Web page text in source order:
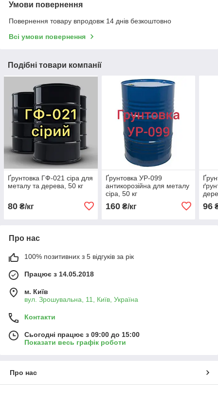
Умови повернення
Повернення товару впродовж 14 днів безкоштовно
Всі умови повернення
Подібні товари компанії
Ґрунтовка ГФ-021 сіра для
металу та дерева, 50 кг
80 ₴/кг
Ґрунтовка УР-099
антикорозійна для металу
сіра, 50 кг
160₴/кг 96
Про нас
100% позитивних з 5 відгуків за рік
Працює з 14.05.2018
м. Київ
вул. Зрошувальна, 11, Київ, Україна
Контакти
Сьогодні працює з 09:00 до 15:00
Показати весь графік роботи
Про нас